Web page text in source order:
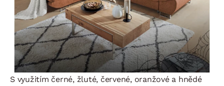
S využitím černé, žluté, červené, oranžové a hnědé